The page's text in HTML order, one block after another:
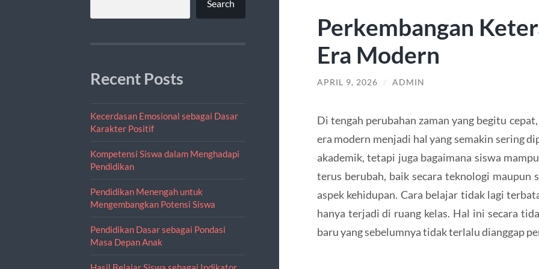
Search
Recent Posts
Kecerdasan Emosional sebagai Dasar
Karakter Positif
Kompetensi Siswa dalam Menghadapi
Pendidikan
Pendidikan Menengah untuk
Mengembangkan Potensi Siswa
Pendidikan Dasar sebagai Pondasi
Masa Depan Anak
Perkembangan
Era Modern
APRIL 9, 2026 / ADMIN
Di tengah perubahan zaman yang begitu
era modern menjadi hal yang semakin sering
akademik, tetapi juga bagaimana siswa
terus berubah, baik secara teknologi maupun
aspek kehidupan. Cara belajar tidak lagi
hanya terjadi di ruang kelas. Hal ini secara
baru yang sebelumnya tidak terlalu dianggap